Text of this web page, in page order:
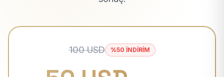
100 USD %50 İNDİRİM